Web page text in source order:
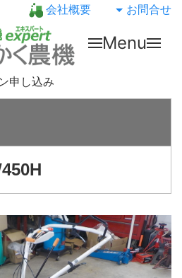
会社概要 お問合せ
Menu
申し込み